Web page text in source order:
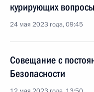
курирующих
24 мая 2023 года, 09:45
Совещание с
Безопасности